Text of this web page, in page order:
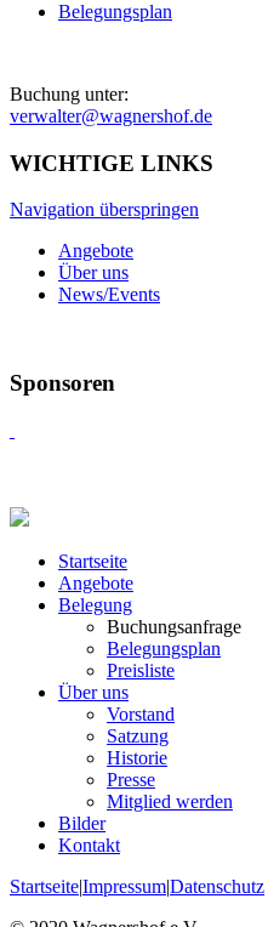
Belegungsplan
Buchung unter:
verwalter@wagnershof.de
WICHTIGE LINKS
Navigation überspringen
Angebote
Über uns
News/Events
Sponsoren
Startseite
Angebote
Belegung
Buchungsanfrage
Belegungsplan
Preisliste
Über uns
Vorstand
Satzung
Historie
Presse
Mitglied werden
Bilder
Kontakt
Startseite|Impressum|Datenschutz